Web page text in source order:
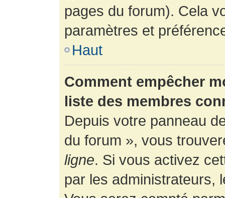
pages du forum). Cela
paramètres et
Haut
Comment empêcher
liste des membres
Depuis votre panneau
du forum », vous
ligne. Si vous activez
par les administrateurs,